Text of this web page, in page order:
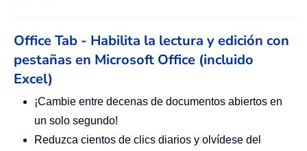
Office Tab - Habilita la lectura y edición con
pestañas en Microsoft Office (incluido
Excel)
¡Cambie entre decenas de documentos abiertos en
un solo segundo!
Reduzca cientos de clics diarios y olvídese del